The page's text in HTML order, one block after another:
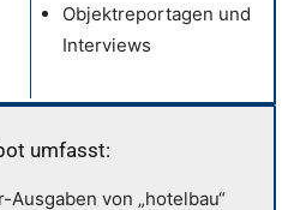
Objektreportagen und
Interviews
umfasst:
von „hotelbau“